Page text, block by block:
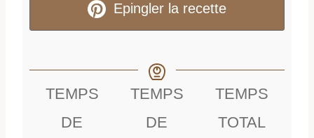
Epingler la recette
TEMPS
DE
TEMPS
DE
TEMPS
TOTAL